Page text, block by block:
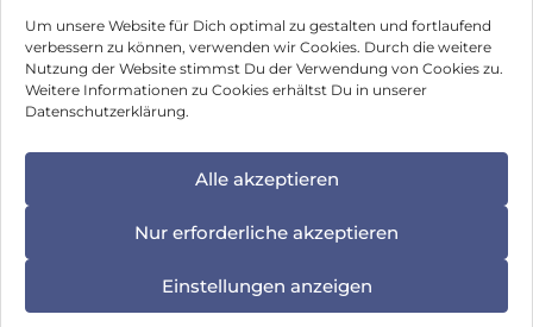
Um unsere Website für Dich optimal zu gestalten und fortlaufend
verbessern zu können, verwenden wir Cookies. Durch die weitere
Nutzung der Website stimmst Du der Verwendung von Cookies zu.
Weitere Informationen zu Cookies erhältst Du in unserer
Datenschutzerklärung.
Alle akzeptieren
Nur erforderliche akzeptieren
Einstellungen anzeigen
Impressum
Hinweis zur Batterieentsorgung
Newsletter